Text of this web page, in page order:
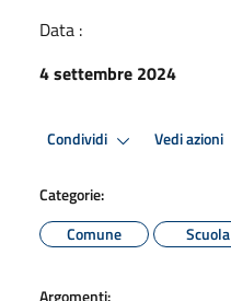
Data :
4 settembre 2024
Condividi Vedi azioni
Categorie:
Comune
Scuola
Argomenti: